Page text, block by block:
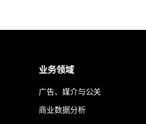
业务领域
广告、媒介与公关
商业数据分析